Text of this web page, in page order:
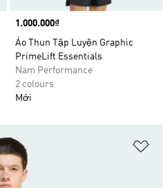
Price
1.000.000₫
Áo Thun Tập Luyện Graphic
PrimeLift Essentials
Nam Performance
2 colours
Mới